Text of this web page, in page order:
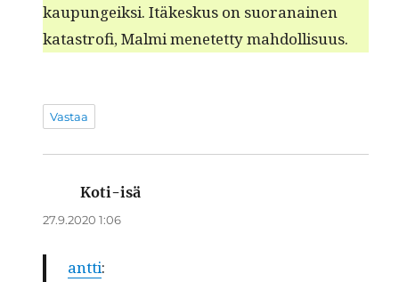
kaupungeik­si. Itäkeskus on suo­ranainen
katas­trofi, Mal­mi menetet­ty mahdollisuus.
Vastaa
Koti-isä
27.9.2020 1:06
antti: